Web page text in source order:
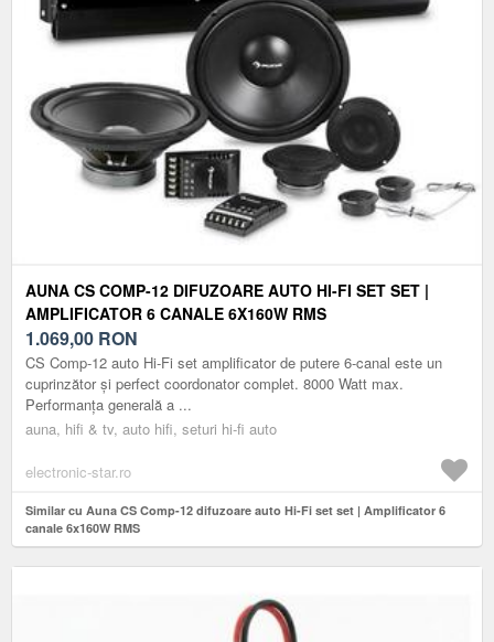
AUNA CS COMP-12 DIFUZOARE AUTO HI-FI SET SET |
AMPLIFICATOR 6 CANALE 6X160W RMS
1.069,00 RON
CS Comp-12 auto Hi-Fi set amplificator de putere 6-canal este un
cuprinzător și perfect coordonator complet. 8000 Watt max.
Performanța generală a ...
auna, hifi & tv, auto hifi, seturi hi-fi auto
electronic-star.ro
Similar cu Auna CS Comp-12 difuzoare auto Hi-Fi set set | Amplificator 6
canale 6x160W RMS